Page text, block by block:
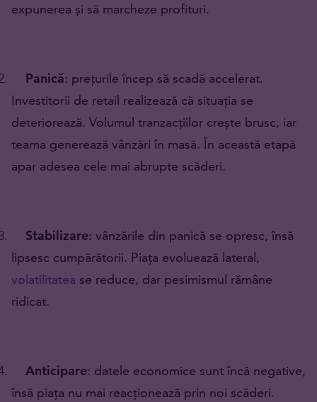
expunerea și să marcheze profituri.
Panică: prețurile încep să scadă accelerat.
Investitorii de retail realizează că situația se
deteriorează. Volumul tranzacțiilor crește brusc, iar
teama generează vânzări în masă. În această etapă
apar adesea cele mai abrupte scăderi.
Stabilizare: vânzările din panică se opresc, însă
lipsesc cumpărătorii. Piața evoluează lateral,
volatilitatea se reduce, dar pesimismul rămâne
ridicat.
Anticipare: datele economice sunt încă negative,
însă piața nu mai reacționează prin noi scăderi.